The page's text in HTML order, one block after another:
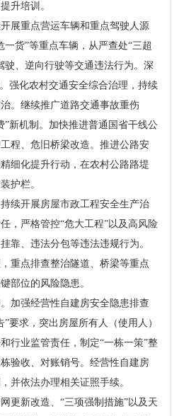
升培训。
开展重点营运车辆和重点驾驶人源
货”等重点车辆，从严查处“三超
驶、逆向行驶等交通违法行为。深
强化农村交通安全综合治理，持续
。继续推广道路交通事故重伤
”新机制。加快推进普通国省干线公
程、危旧桥梁改造。推进公路安
细化提升行动，在农村公路路堤
护栏。
持续开展房屋市政工程安全生产治
，严格管控“危大工程”以及高风险
靠、违法分包等违法违规行为。
重点排查整治隧道、桥梁等重点
部位的风险隐患。
加强经营性自建房安全隐患排查
要求，突出房屋所有人（使用人）
行业监管责任，制定“一栋一策”整
验收、对账销号。经营性自建房
并依法办理相关证照手续。
更新改造、“三项强制措施”以及天